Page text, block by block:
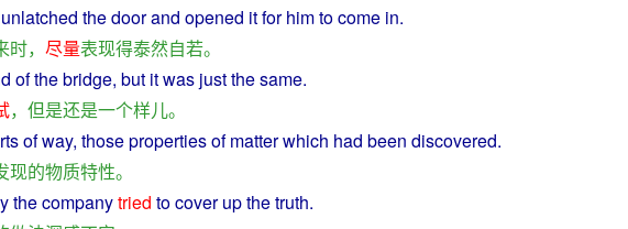
thedoorand opened it forhimtocome in.
时， 尽量表现得泰然自若。
ofthebridge, but itwas just thesame.
， 但是还是一个样儿。
ofway, thosepropertiesofmatterwhich had been discovered.
现的物质特性。
thecompanytried tocoverup thetruth.